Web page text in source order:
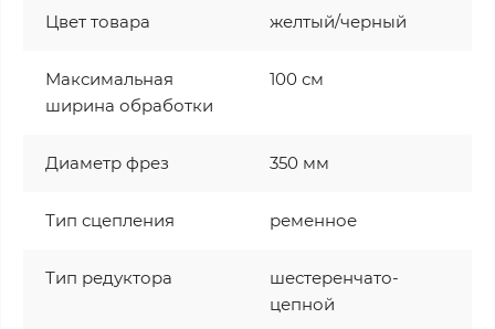
Цвет товара желтый/черный
Максимальная
ширина обработки
100 см
Диаметр фрез 350 мм
Тип сцепления ременное
Тип редуктора
шестеренчато-
цепной